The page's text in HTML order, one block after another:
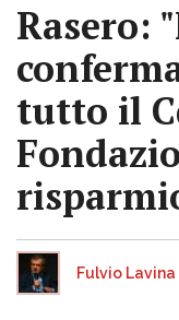
Rasero:
tutto il
Fulvio Lavina